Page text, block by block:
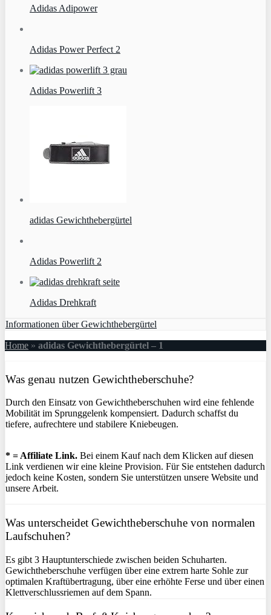
Adidas Adipower
Adidas Power Perfect 2
Adidas Powerlift 3
adidas Gewichthebergürtel
Adidas Powerlift 2
Adidas Drehkraft
Informationen über Gewichthebergürtel
Home » adidas Gewichthebergürtel – 1
Was genau nutzen Gewichtheberschuhe?
Durch den Einsatz von Gewichtheberschuhen wird eine fehlende
Mobilität im Sprunggelenk kompensiert. Dadurch schaffst du
tiefere, aufrechtere und stabilere Kniebeugen.
* = Affiliate Link. Bei einem Kauf nach dem Klicken auf diesen
Link verdienen wir eine kleine Provision. Für Sie entstehen dadurch
jedoch keine Kosten, sondern Sie unterstützen unsere Website und
unsere Arbeit.
Was unterscheidet Gewichtheberschuhe von normalen
Laufschuhen?
Es gibt 3 Hauptunterschiede zwischen beiden Schuharten.
Gewichtheberschuhe verfügen über eine extrem harte Sohle zur
optimalen Kraftübertragung, über eine erhöhte Ferse und über einen
Klettverschlussriemen auf dem Spann.